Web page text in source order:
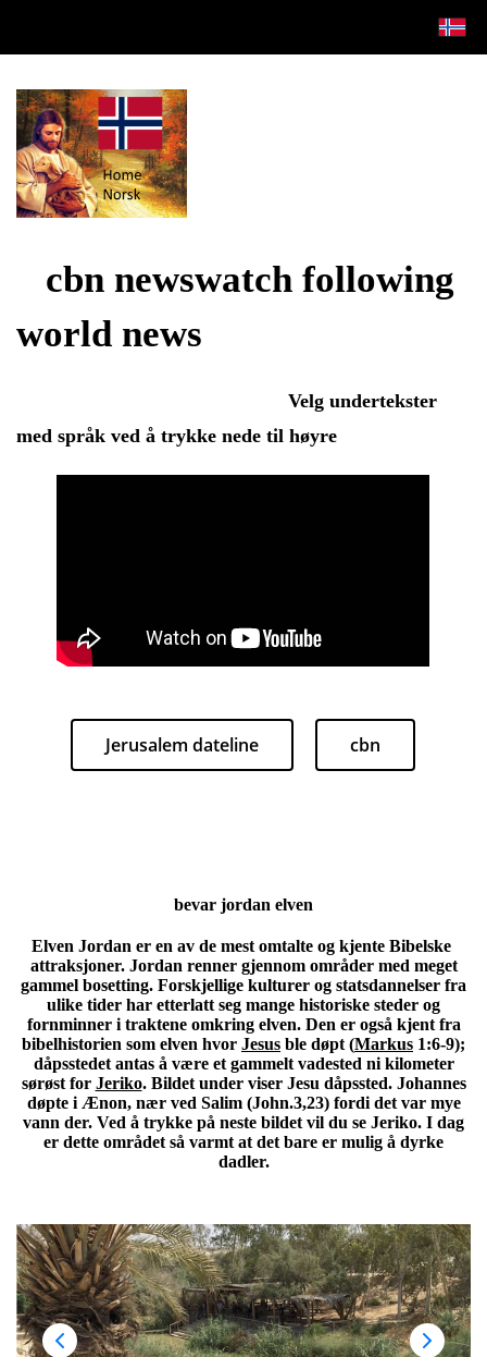
cbn newswatch following
world news
Velg undertekster
med språk ved å trykke nede til høyre
Jerusalem dateline cbn
bevar jordan elven
Elven Jordan er en av de mest omtalte og kjente Bibelske
attraksjoner. Jordan renner gjennom områder med meget
gammel bosetting. Forskjellige kulturer og statsdannelser fra
ulike tider har etterlatt seg mange historiske steder og
fornminner i traktene omkring elven. Den er også kjent fra
bibelhistorien som elven hvor Jesus ble døpt (Markus 1:6-9);
dåpsstedet antas å være et gammelt vadested ni kilometer
sørøst for Jeriko. Bildet under viser Jesu dåpssted. Johannes
døpte i Ænon, nær ved Salim (John.3,23) fordi det var mye
vann der. Ved å trykke på neste bildet vil du se Jeriko. I dag
er dette området så varmt at det bare er mulig å dyrke
dadler.